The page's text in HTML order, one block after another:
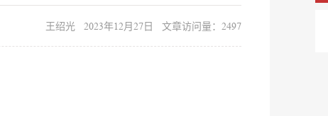
王绍光 2023年12月27日 文章访问量：2497